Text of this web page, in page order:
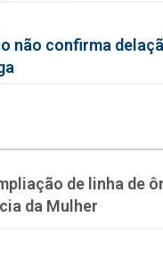
não confirma
de linha de
da Mulher